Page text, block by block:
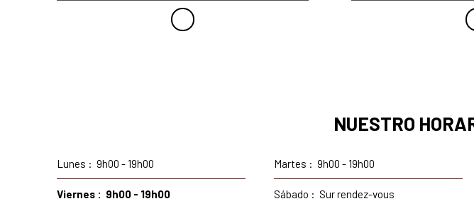
NUESTRO
Lunes : 9h00 - 19h00 Martes : 9h00 - 19h00
Viernes : 9h00 - 19h00 Sábado : Sur rendez-vous